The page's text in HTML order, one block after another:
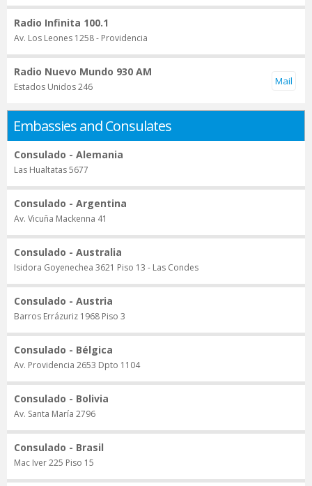
Radio Infinita 100.1
Av. Los Leones 1258 - Providencia
Radio Nuevo Mundo 930 AM
Estados Unidos 246
Embassies and Consulates
Consulado - Alemania
Las Hualtatas 5677
Consulado - Argentina
Av. Vicuña Mackenna 41
Consulado - Australia
Isidora Goyenechea 3621 Piso 13 - Las Condes
Consulado - Austria
Barros Errázuriz 1968 Piso 3
Consulado - Bélgica
Av. Providencia 2653 Dpto 1104
Consulado - Bolivia
Av. Santa María 2796
Consulado - Brasil
Mac Iver 225 Piso 15